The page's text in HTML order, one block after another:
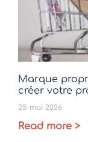
Marque
créer votre
25 mai 2026
Read more >